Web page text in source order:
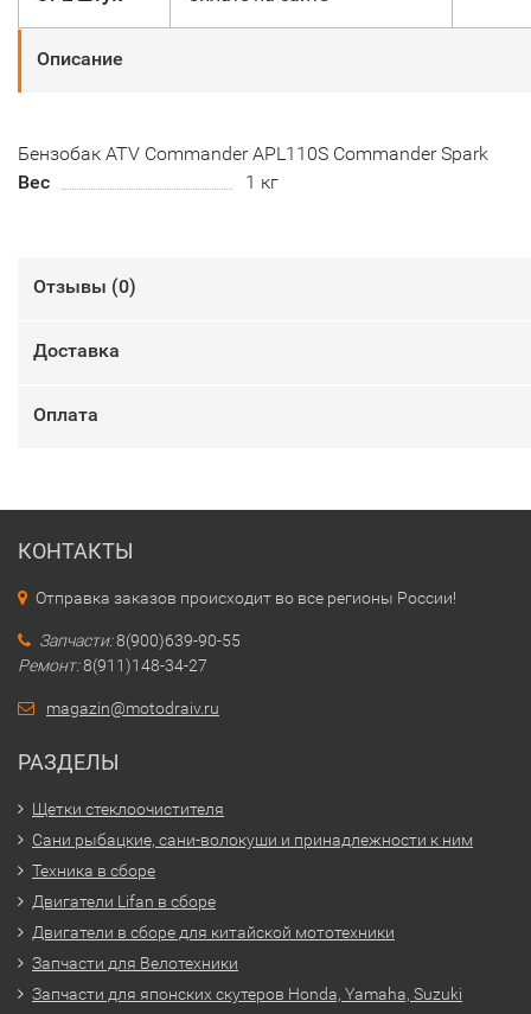
Описание
Бензобак ATV Commander APL110S Commander Spark
Вес
1 кг
Отзывы (0)
Доставка
Оплата
КОНТАКТЫ
Отправка заказов происходит во все регионы России!
Запчасти:8(900)639-90-55
Ремонт:8(911)148-34-27
magazin@motodraiv.ru
РАЗДЕЛЫ
Щетки стеклоочистителя
Сани рыбацкие, сани-волокуши и принадлежности к ним
Техника в сборе
Двигатели Lifan в сборе
Двигатели в сборе для китайской мототехники
Запчасти для Велотехники
Запчасти для японских скутеров Honda, Yamaha, Suzuki